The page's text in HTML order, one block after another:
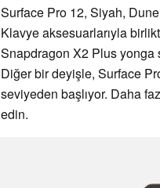
Surface Pro 12, Siyah,
Klavye aksesuarlarıyla
Snapdragon X2 Plus yonga
Diğer bir deyişle, Surface
seviyeden başlıyor. Daha
edin.